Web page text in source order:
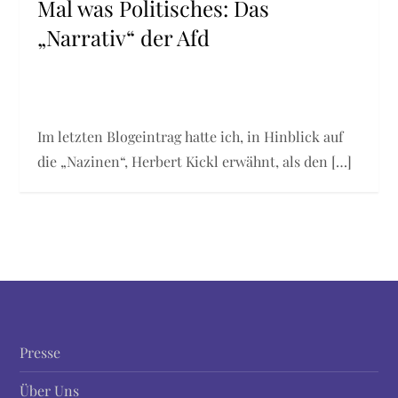
Mal was Politisches: Das
„Narrativ“ der Afd
Im letzten Blogeintrag hatte ich, in Hinblick auf
die „Nazinen“, Herbert Kickl erwähnt, als den […]
Presse
Über Uns